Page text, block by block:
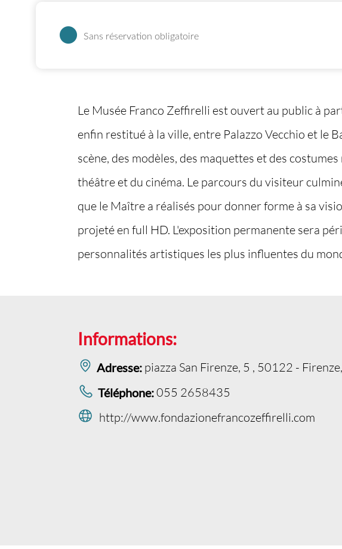
Sans réservation obligatoire
Le Musée Franco Zeffirelli est ouvert au public à
enfin restitué à la ville, entre Palazzo Vecchio et le
scène, des modèles, des maquettes et des
théâtre et du cinéma. Le parcours du visiteur
que le Maître a réalisés pour donner forme à sa
projeté en full HD. L'exposition permanente sera
personnalités artistiques les plus influentes du
Informations:
Adresse: piazza San Firenze, 5 , 50122 -
Téléphone:055 2658435
http://www.fondazionefrancozeffirelli.com